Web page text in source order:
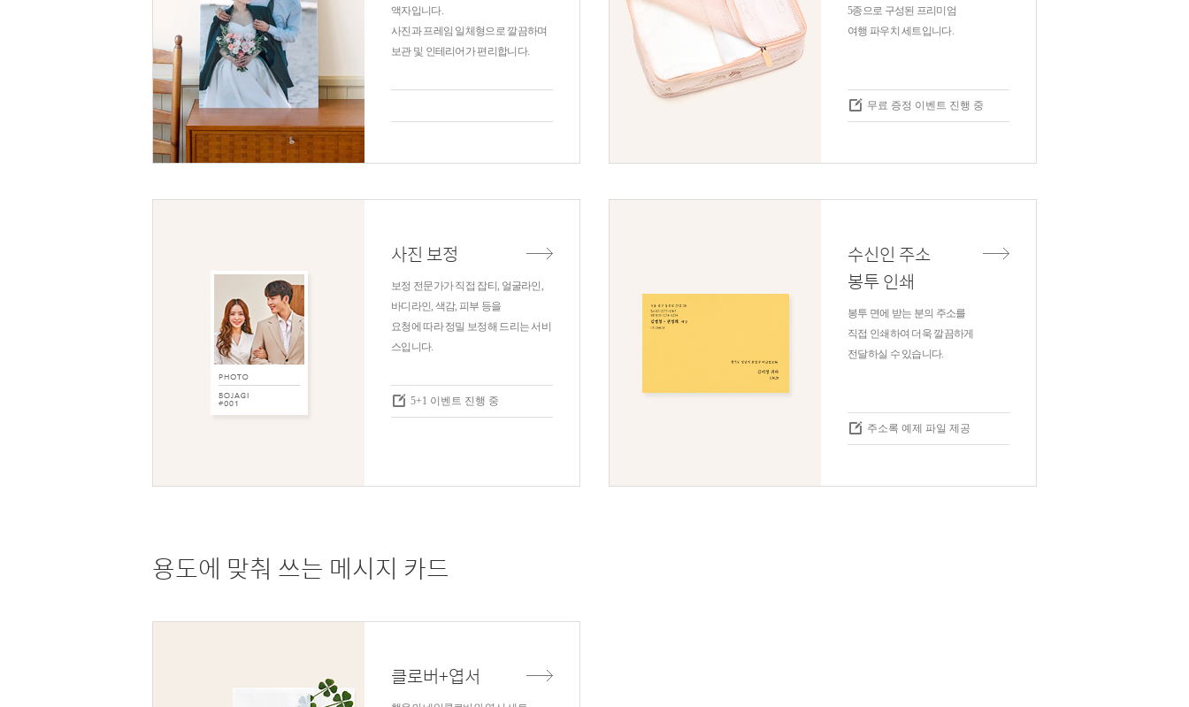
액자입니다.
사진과 프레임 일체형으로 깔끔하며
보관 및 인테리어가 편리합니다.
5종으로 구성된 프리미엄
여행 파우치 세트입니다.
무료 증정 이벤트 진행 중
사진 보정
보정 전문가가 직접 잡티, 얼굴라인,
바디라인, 색감, 피부 등을
요청에 따라 정밀 보정해 드리는 서비
스입니다.
5+1 이벤트 진행 중
수신인 주소
봉투 인쇄
봉투 면에 받는 분의 주소를
직접 인쇄하여 더욱 깔끔하게
전달하실 수 있습니다.
주소록 예제 파일 제공
용도에 맞춰 쓰는 메시지 카드
클로버+엽서